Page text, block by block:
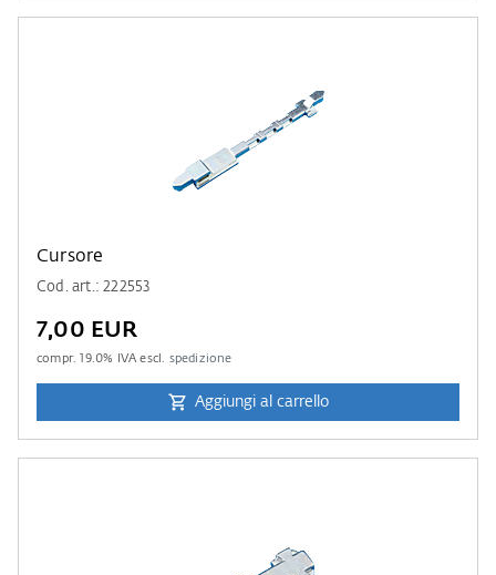
Cursore
Cod. art.: 222553
7,00 EUR
compr.19.0% IVA escl. spedizione
Aggiungi al carrello